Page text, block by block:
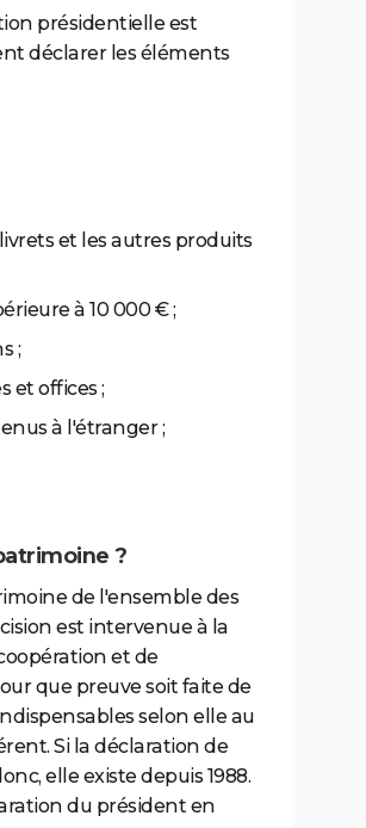
présidentielle est
déclarer les éléments
et les autres produits
à 10 000 € ;
;
et offices ;
à l'étranger ;
?
de l'ensemble des
est intervenue à la
et de
que preuve soit faite de
selon elle au
Si la déclaration de
elle existe depuis 1988.
du président en